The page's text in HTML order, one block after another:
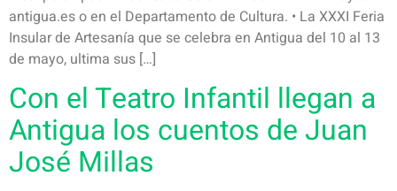
antigua.es o en el Departamento de Cultura. • La XXXI Feria
Insular de Artesanía que se celebra en Antigua del 10 al 13
de mayo, ultima sus […]
Con el Teatro Infantil llegan a
Antigua los cuentos de Juan
José Millas